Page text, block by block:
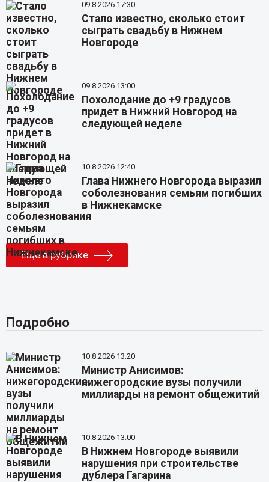
09.8.2026 17:30
Стало известно, сколько стоит
сыграть свадьбу в Нижнем
Новгороде
09.8.2026 13:00
Похолодание до +9 градусов
придет в Нижний Новгород на
следующей неделе
10.8.2026 12:40
Глава Нижнего Новгорода выразил
соболезнования семьям погибших
в Нижнекамске
Еще в рубрике
Подробно
10.8.2026 13:20
Министр Анисимов:
нижегородские вузы получили
миллиарды на ремонт общежитий
10.8.2026 13:00
В Нижнем Новгороде выявили
нарушения при строительстве
дублера Гагарина